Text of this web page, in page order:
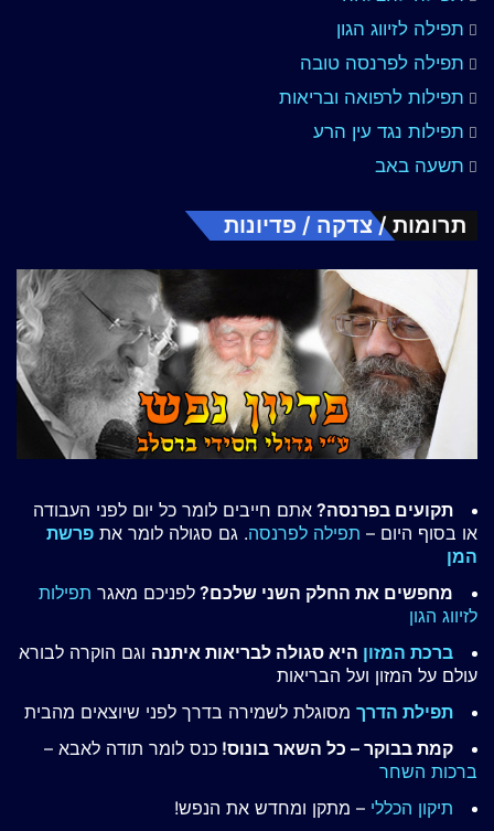
תפילה לזיווג הגון
תפילה לפרנסה טובה
תפילות לרפואה ובריאות
תפילות נגד עין הרע
תשעה באב
תרומות / צדקה / פדיונות
תקועים בפרנסה? אתם חייבים לומר כל יום לפני העבודה
או בסוף היום – תפילה לפרנסה. גם סגולה לומר את פרשת
המן
מחפשים את החלק השני שלכם? לפניכם מאגר תפילות
לזיווג הגון
ברכת המזון היא סגולה לבריאות איתנה וגם הוקרה לבורא
עולם על המזון ועל הבריאות
תפילת הדרך מסוגלת לשמירה בדרך לפני שיוצאים מהבית
קמת בבוקר – כל השאר בונוס! כנס לומר תודה לאבא –
ברכות השחר
תיקון הכללי – מתקן ומחדש את הנפש!